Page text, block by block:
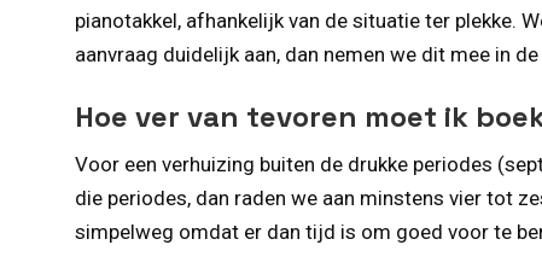
pianotakkel, afhankelijk van de situatie ter plekke.
aanvraag duidelijk aan, dan nemen we dit mee in
Hoe ver van tevoren moet ik
Voor een verhuizing buiten de drukke periodes
die periodes, dan raden we aan minstens vier tot
simpelweg omdat er dan tijd is om goed voor te